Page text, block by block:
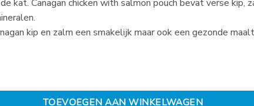
kat. Canagan chicken with salmon pouch bevat verse kip,
kip en zalm een smakelijk maar ook een gezonde
with salmon pouch 85gr aantal
TOEVOEGEN AAN WINKELWAGEN